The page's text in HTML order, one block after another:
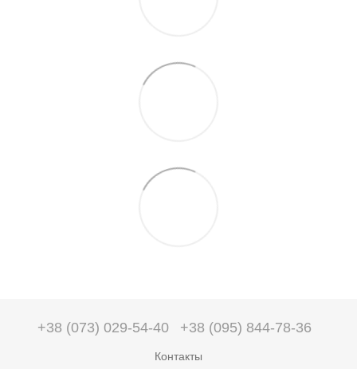
+38 (073) 029-54-40 +38 (095) 844-78-36
Контакты